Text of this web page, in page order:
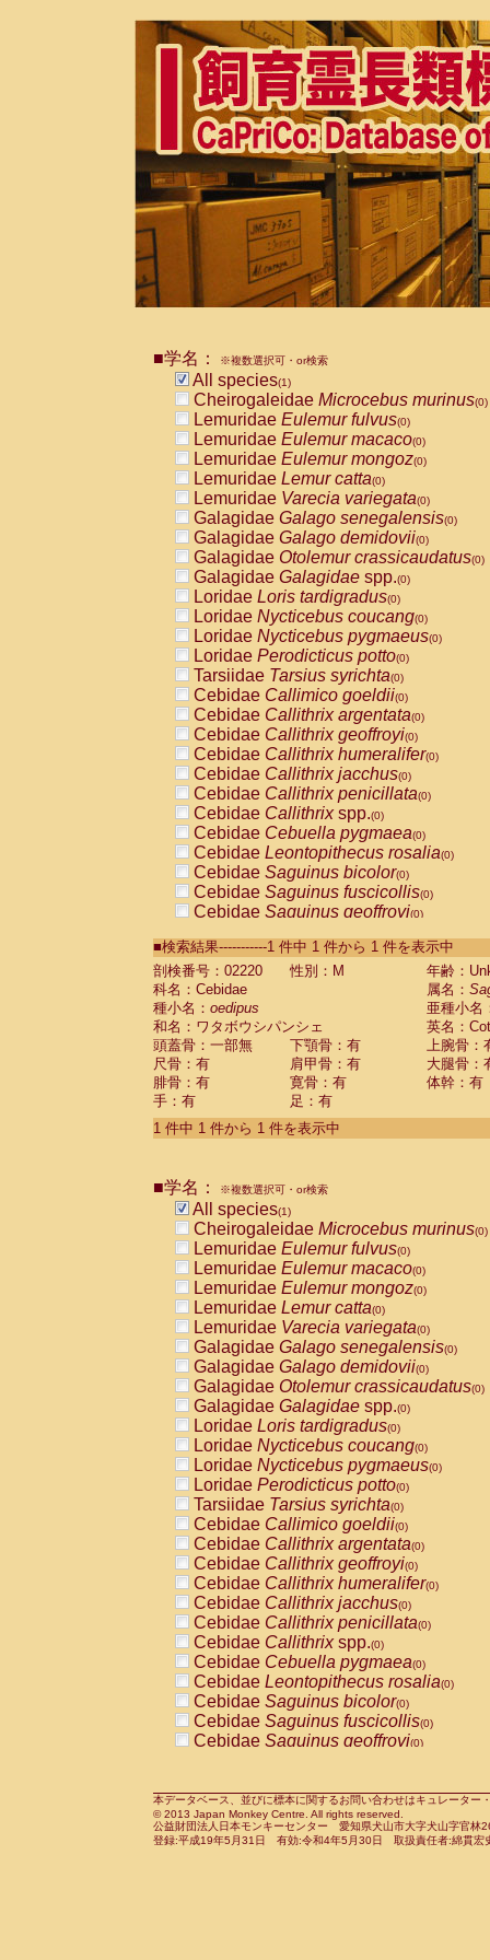
■学名： ※複数選択可・or検索
All species(1)
Cheirogaleidae Microcebus murinus(0)
Lemuridae Eulemur fulvus(0)
Lemuridae Eulemur macaco(0)
Lemuridae Eulemur mongoz(0)
Lemuridae Lemur catta(0)
Lemuridae Varecia variegata(0)
Galagidae Galago senegalensis(0)
Galagidae Galago demidovii(0)
Galagidae Otolemur crassicaudatus(0)
Galagidae Galagidae spp.(0)
Loridae Loris tardigradus(0)
Loridae Nycticebus coucang(0)
Loridae Nycticebus pygmaeus(0)
Loridae Perodicticus potto(0)
Tarsiidae Tarsius syrichta(0)
Cebidae Callimico goeldii(0)
Cebidae Callithrix argentata(0)
Cebidae Callithrix geoffroyi(0)
Cebidae Callithrix humeralifer(0)
Cebidae Callithrix jacchus(0)
Cebidae Callithrix penicillata(0)
Cebidae Callithrixspp.(0)
Cebidae Cebuella pygmaea(0)
Cebidae Leontopithecus rosalia(0)
Cebidae Saguinus bicolor(0)
Cebidae Saguinus fuscicollis(0)
Cebidae Saguinus geoffroyi(0)
CebidaeSaguinus labiatus(0)
Cebidae Saguinus leucopus (0)
Cebidae
Cebidae
CebidaeSaguinus nigricollis (0)
Cebidae Saguinus oedipus
Cebidae Saguinus weddelli
Cebidae Saguinusspp.
Cebidae Aotus trivirgatus
Cebidae Cebus albifrons
CebidaeCebus nigrivittatus
CebidaeCebus
CebidaeSaimiri boliviensis(0)
CebidaeSaimiri sciureus(0)
AtelidaeAlouatta caraya(0)
AtelidaeAlouatta fusca(0)
AtelidaeAlouatta seniculus
AtelidaeAlouattaspp.(0)
AtelidaeAteles belzebuth(0)
AtelidaeAteles geoffroyi(0)
AtelidaeAteles paniscus(0)
AtelidaeAtelesspp.(0)
Atelidae Lagothrix lagothricha
AtelidaeLagothrix lagothricha cana
PitheciidaeCacajao calvus
PitheciidaeCallicebus cupreus
PitheciidaeCallicebus donacophilus
PitheciidaeCallicebus moloch
PitheciidaeCallicebus torquatus
PitheciidaeCallicebusspp.(0)
PitheciidaeChiropotes satanas(0)
PitheciidaePithecia monachus
PitheciidaePithecia pithecia(0)
CercopithecidaeCercocebus agilis
CercopithecidaeCercocebus
CercopithecidaeCercocebus
CercopithecidaeCercocebus
CercopithecidaeCercocebus
CercopithecidaeCercocebushybrid
CercopithecidaePapio anubis(0)
CercopithecidaePapio cynocephalus
CercopithecidaePapio hamadryas(0)
■検索結果-----------1 件中 1 件から 1 件を表示中
剖検番号：02220
性別：M
年齢：
科名：Cebidae
属名：
種小名： oedipus
亜種小名
和名：ワタボウシパンシェ
英名：
頭蓋骨：一部無
下顎骨：有
上腕骨：
尺骨：有
肩甲骨：有
大腿骨：
腓骨：有
寛骨：有
体幹：有
手：有
足：有
1 件中 1 件から 1 件を表示中
■学名： ※複数選択可・or検索
All species(1)
Cheirogaleidae Microcebus murinus(0)
Lemuridae Eulemur fulvus(0)
Lemuridae Eulemur macaco(0)
Lemuridae Eulemur mongoz(0)
Lemuridae Lemur catta(0)
Lemuridae Varecia variegata(0)
Galagidae Galago senegalensis(0)
Galagidae Galago demidovii(0)
Galagidae Otolemur crassicaudatus(0)
Galagidae Galagidae spp.(0)
Loridae Loris tardigradus(0)
Loridae Nycticebus coucang(0)
Loridae Nycticebus pygmaeus(0)
Loridae Perodicticus potto(0)
Tarsiidae Tarsius syrichta(0)
Cebidae Callimico goeldii(0)
Cebidae Callithrix argentata(0)
Cebidae Callithrix geoffroyi(0)
Cebidae Callithrix humeralifer(0)
Cebidae Callithrix jacchus(0)
Cebidae Callithrix penicillata(0)
Cebidae Callithrixspp.(0)
Cebidae Cebuella pygmaea(0)
Cebidae Leontopithecus rosalia(0)
Cebidae Saguinus bicolor(0)
Cebidae Saguinus fuscicollis(0)
Cebidae Saguinus geoffroyi(0)
CebidaeSaguinus leucopus(0)
CebidaeSaguinus midas(0)
Cebidae Saguinus mystax(0)
本データベース、並びに標本に関するお問い合わせはキュレータ
© 2013 Japan Monkey Centre. All rights reserved.
公益財団法人日本モンキーセンター 愛知県犬山市大字犬山字官
登録:平成19年5月31日 有効:令和4年5月30日 取扱責任者:綿貫宏